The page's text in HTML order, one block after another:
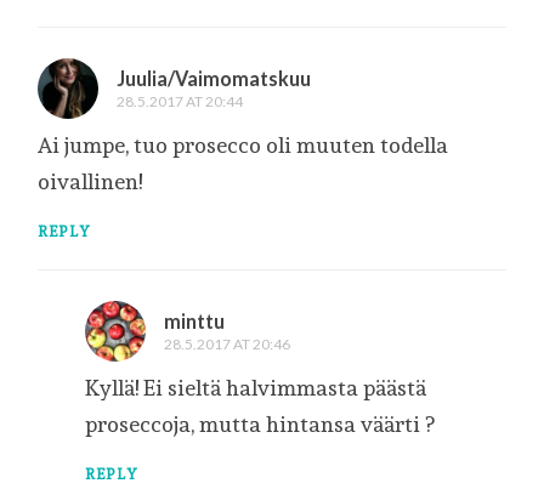
Juulia/Vaimomatskuu
28.5.2017 AT 20:44
Ai jumpe, tuo prosecco oli muuten todella
oivallinen!
REPLY
minttu
28.5.2017 AT 20:46
Kyllä! Ei sieltä halvimmasta päästä
proseccoja, mutta hintansa väärti ?
REPLY